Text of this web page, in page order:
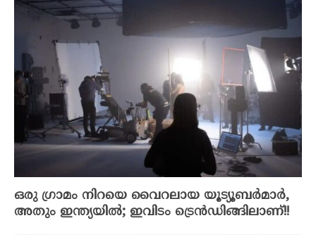
ഒരു ഗ്രാമം നിറയെ വൈറലായ യൂട്യൂബർമാർ,
അതും ഇന്ത്യയിൽ; ഇവിടം ട്രെൻഡിങ്ങിലാണ്!!